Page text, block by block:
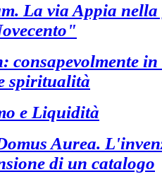
La via Appia
consapevolmente
spiritualità
e Liquidità
Aurea.
di un catalogo